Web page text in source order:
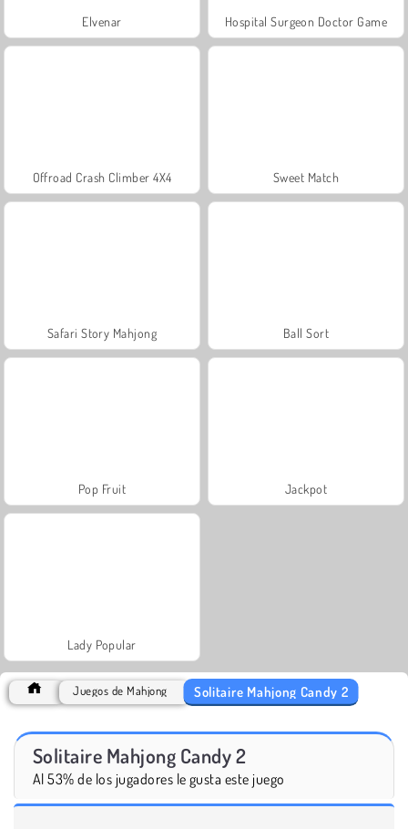
Elvenar Hospital Surgeon Doctor Game
Offroad Crash Climber 4X4 Sweet Match
Safari Story Mahjong Ball Sort
Pop Fruit Jackpot
Lady Popular
Juegos de Mahjong Solitaire Mahjong Candy 2
Solitaire Mahjong Candy 2
Al 53% de los jugadores le gusta este juego